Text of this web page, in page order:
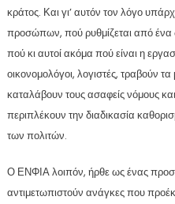
κράτος. Και γι’ αυτόν τον λόγο
προσώπων, πού ρυθμίζεται από ένα
πού κι αυτοί ακόμα πού είναι η
οικονομολόγοι, λογιστές, τραβούν
καταλάβουν τους ασαφείς νόμους
περιπλέκουν την διαδικασία
των πολιτών.
Ο ΕΝΦΙΑ λοιπόν, ήρθε ως ένας
αντιμετωπιστούν ανάγκες που